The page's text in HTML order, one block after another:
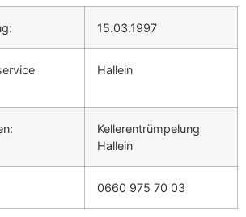
15.03.1997
Hallein
Kellerentrümpelung
Hallein
0660 975 70 03